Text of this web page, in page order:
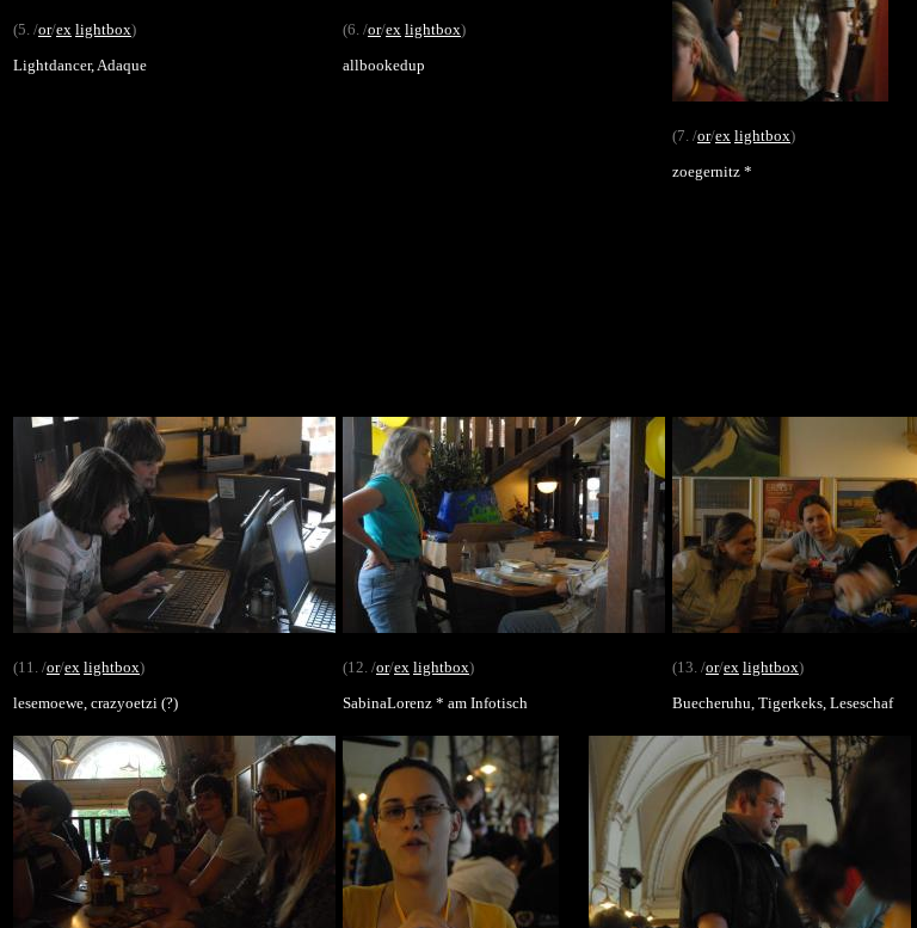
(5. /or/ex lightbox)
Lightdancer, Adaque
(6. /or/ex lightbox)
allbookedup
(7. /or/ex lightbox)
zoegernitz *
(11. /or/ex lightbox)
lesemoewe, crazyoetzi (?)
(12. /or/ex lightbox)
SabinaLorenz * am Infotisch
(13. /or/ex lightbox)
Buecheruhu, Tigerkeks, Leseschaf